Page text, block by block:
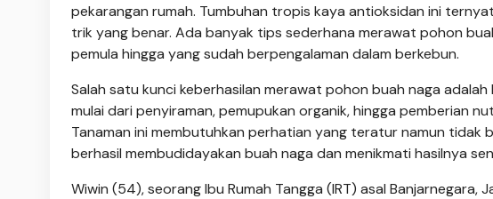
pekarangan rumah. Tumbuhan tropis kaya antioksidan ini
trik yang benar. Ada banyak tips sederhana merawat pohon
pemula hingga yang sudah berpengalaman dalam berkebun.
Salah satu kunci keberhasilan merawat pohon buah naga
mulai dari penyiraman, pemupukan organik, hingga pemberian
Tanaman ini membutuhkan perhatian yang teratur namun tidak
berhasil membudidayakan buah naga dan menikmati hasilnya
Wiwin (54), seorang Ibu Rumah Tangga (IRT) asal